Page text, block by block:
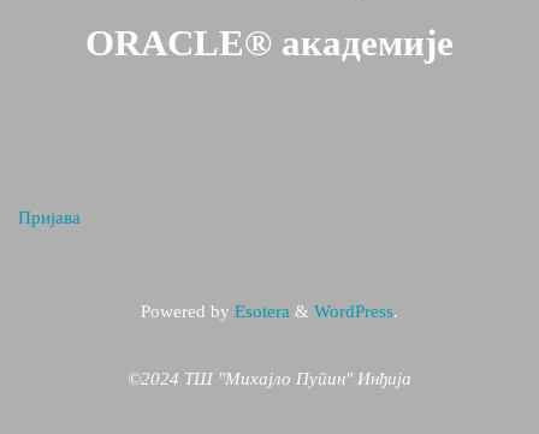
ORACLE® академије
Пријава
Powered by Esotera & WordPress.
©2024 ТШ "Михајло Пупин" Инђија